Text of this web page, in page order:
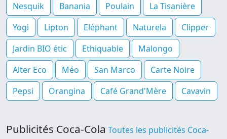
Nesquik
Banania Poulain
La Tisanière
Yogi
Lipton Eléphant Naturela
Clipper
Jardin BIO étic
Ethiquable
Malongo
Alter Eco
Méo San Marco
Carte Noire
Pepsi
Orangina Café Grand'Mère Cavavin
Publicités Coca-Cola Toutes les publicités Coca-